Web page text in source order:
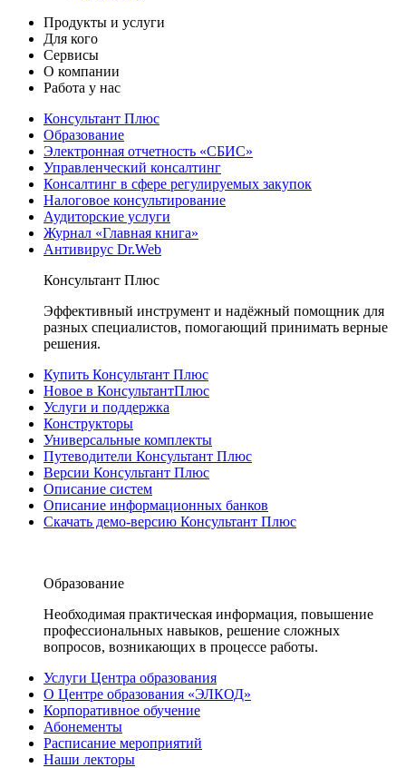
Продукты и услуги
Для кого
Сервисы
О компании
Работа у нас
Консультант Плюс
Образование
Электронная отчетность «СБИС»
Управленческий консалтинг
Консалтинг в сфере регулируемых закупок
Налоговое консультирование
Аудиторские услуги
Журнал «Главная книга»
Антивирус Dr.Web
Консультант Плюс
Эффективный инструмент и надёжный помощник для
разных специалистов, помогающий принимать верные
решения.
Купить Консультант Плюс
Новое в КонсультантПлюс
Услуги и поддержка
Конструкторы
Универсальные комплекты
Путеводители Консультант Плюс
Версии Консультант Плюс
Описание систем
Описание информационных банков
Скачать демо-версию Консультант Плюс
Образование
Необходимая практическая информация, повышение
профессиональных навыков, решение сложных
вопросов, возникающих в процессе работы.
Услуги Центра образования
О Центре образования «ЭЛКОД»
Корпоративное обучение
Абонементы
Расписание мероприятий
Наши лекторы